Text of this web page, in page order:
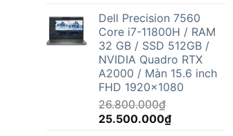
là:
19.500.000₫.
tại
là:
18.000.000₫.
Dell Precision 7560
Core i7-11800H / RAM
32 GB / SSD 512GB /
NVIDIA Quadro RTX
A2000 / Màn 15.6 inch
FHD 1920x1080
26.800.000₫
Giá
25.500.000₫Giá